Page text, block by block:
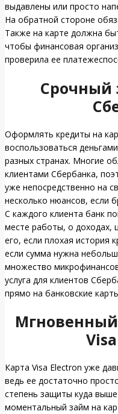
выдавлены или просто
На обратной стороне
Также на карте должна
чтобы финансовая
проверила ее
Срочный
Оформлять кредиты на
воспользоваться
разных странах. Многие
клиентами Сбербанка,
уже непосредственно на
несколько нюансов, если
С каждого клиента банк
месте работы, о доходах,
его, если плохая история
если сумма нужна
множество
услуга для клиентов
прямо на банковские
Карта Visa Electron уже
ведь ее достаточно
степень защиты куда
моментальный займ на